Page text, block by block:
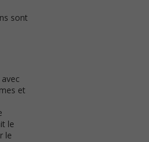
sont
et
le
le